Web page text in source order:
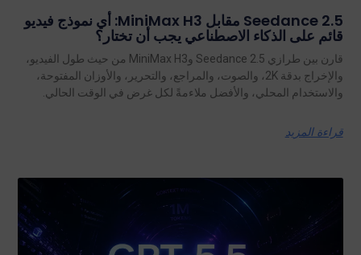
Seedance 2.5 مقابل MiniMax H3: أي نموذج فيديو
قائم على الذكاء الاصطناعي يجب أن تختار؟
قارن بين طرازي Seedance 2.5 وMiniMax H3 من حيث طول الفيديو،
والإخراج بدقة 2K، والصوت، والمراجع، والتحرير، والأوزان المفتوحة،
والاستخدام المحلي، والأفضل ملاءمةً لكل غرض في الوقت الحالي.
قراءة المزيد